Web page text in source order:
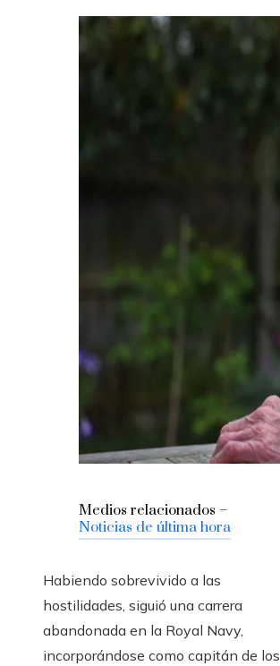
Medios relacionados –
Noticias de última hora
Habiendo sobrevivido a las
hostilidades, siguió una carrera
abandonada en la Royal Navy,
incorporándose como capitán de los